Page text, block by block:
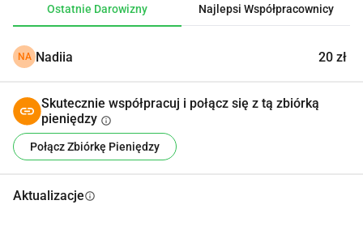
would truly appreciate your support if my journey resonates
big road.
Ostatnie Darowizny Najlepsi Współpracownicy
NA Nadiia 20 zł
Skutecznie współpracuj i połącz się z tą zbiórką
pieniędzy info
Połącz Zbiórkę Pieniędzy
Aktualizacjeinfo